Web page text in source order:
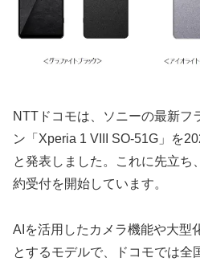
NTTドコモは、ソニーの最新フ
ン「Xperia 1 VIII SO-51G」を
と発表しました。これに先立ち
約受付を開始しています。
AIを活用したカメラ機能や大型
とするモデルで、ドコモでは全